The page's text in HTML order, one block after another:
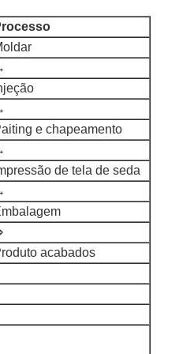
e chapeamento
de tela de seda
acabados